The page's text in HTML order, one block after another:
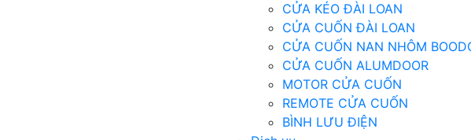
CỬA KÉO ĐÀI LOAN
CỬA CUỐN ĐÀI LOAN
CỬA CUỐN NAN NHÔM
CỬA CUỐN ALUMDOOR
MOTOR CỬA CUỐN
REMOTE CỬA CUỐN
BÌNH LƯU ĐIỆN